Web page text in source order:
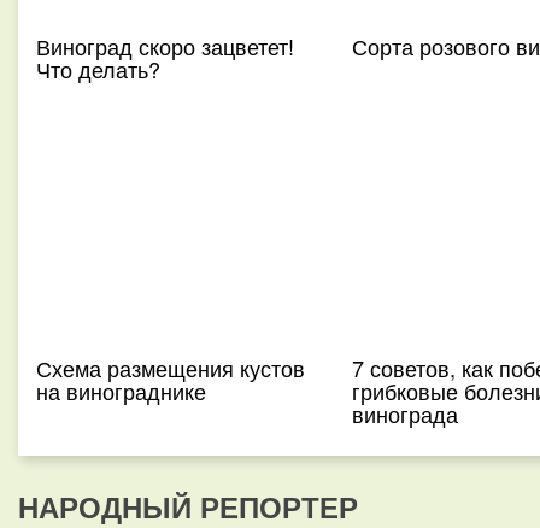
Виноград скоро зацветет!
Что делать?
Сорта розового
Схема размещения кустов
на винограднике
7 советов, как
грибковые
винограда
НАРОДНЫЙ РЕПОРТЕР